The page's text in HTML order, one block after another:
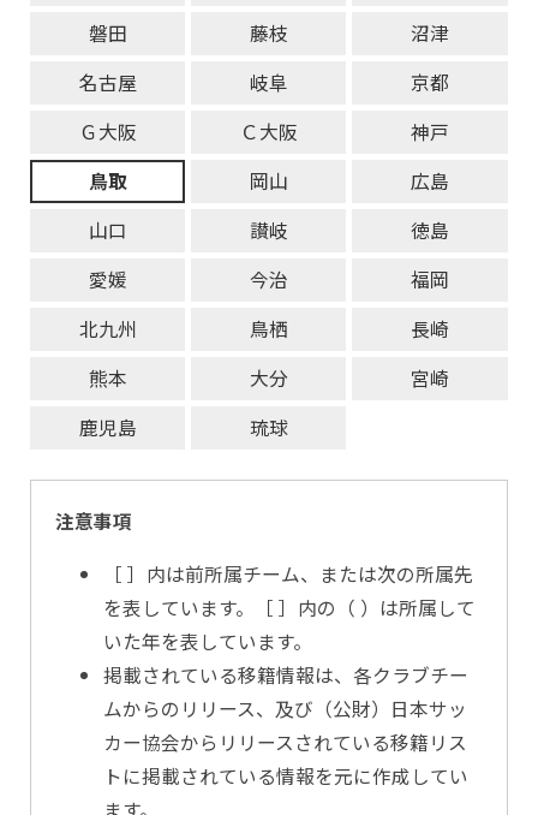
磐田
藤枝
沼津
名古屋
岐阜
京都
Ｇ大阪
Ｃ大阪
神戸
鳥取
岡山
広島
山口
讃岐
徳島
愛媛
今治
福岡
北九州
鳥栖
長崎
熊本
大分
宮崎
鹿児島
琉球
注意事項
［ ］内は前所属チーム、または次の所属先
を表しています。［ ］内の（ ）は所属して
いた年を表しています。
掲載されている移籍情報は、各クラブチー
ムからのリリース、及び（公財）日本サッ
カー協会からリリースされている移籍リス
トに掲載されている情報を元に作成してい